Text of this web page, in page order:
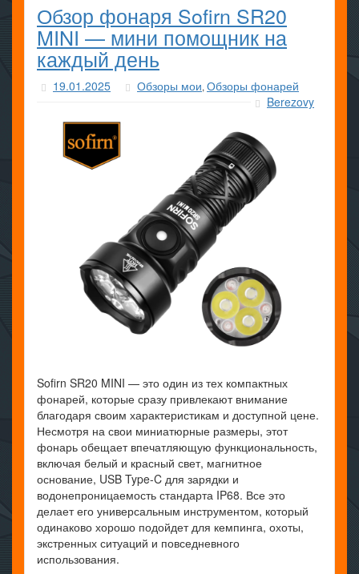
Обзор фонаря Sofirn SR20
MINI — мини помощник на
каждый день
19.01.2025 Обзоры мои, Обзоры фонарей
Berezovy
Sofirn SR20 MINI — это один из тех компактных
фонарей, которые сразу привлекают внимание
благодаря своим характеристикам и доступной цене.
Несмотря на свои миниатюрные размеры, этот
фонарь обещает впечатляющую функциональность,
включая белый и красный свет, магнитное
основание, USB Type-C для зарядки и
водонепроницаемость стандарта IP68. Все это
делает его универсальным инструментом, который
одинаково хорошо подойдет для кемпинга, охоты,
экстренных ситуаций и повседневного
использования.